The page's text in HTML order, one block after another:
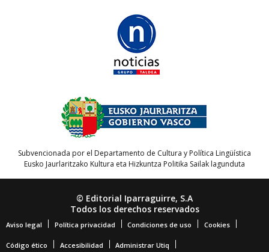
Subvencionada por el Departamento de Cultura y Política Lingüística
Eusko Jaurlaritzako Kultura eta Hizkuntza Politika Sailak lagunduta
© Editorial Iparraguirre, S.A
Todos los derechos reservados
Aviso legal Política privacidad Condiciones de uso Cookies
Código ético Accesibilidad Administrar Utiq